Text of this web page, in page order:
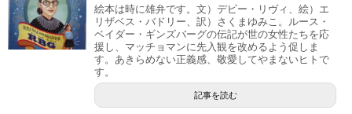
絵本は時に雄弁です。文）デビー・リヴィ、絵）エ
リザベス・バドリー、訳）さくまゆみこ。ルース・
ベイダー・ギンズバーグの伝記が世の女性たちを応
援し、マッチョマンに先入観を改めるよう促しま
す。あきらめない正義感、敬愛してやまないヒトで
す。
記事を読む